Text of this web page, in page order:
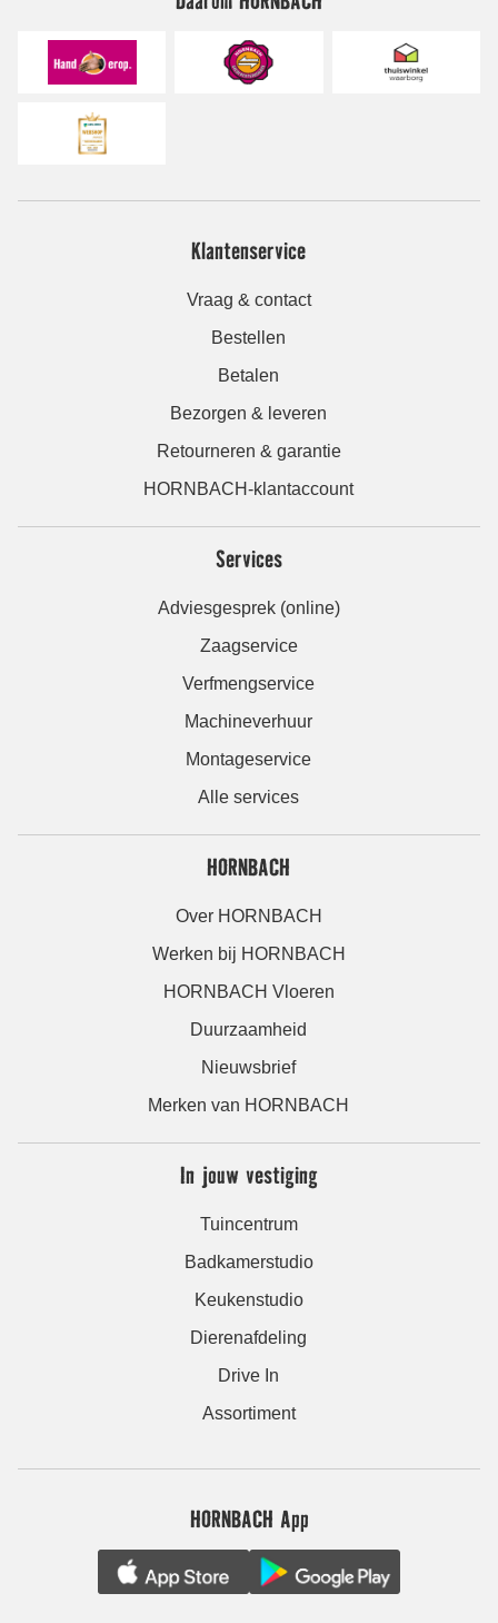
Klantenservice
Vraag & contact
Bestellen
Betalen
Bezorgen & leveren
Retourneren & garantie
HORNBACH-klantaccount
Services
Adviesgesprek (online)
Zaagservice
Verfmengservice
Machineverhuur
Montageservice
Alle services
HORNBACH
Over HORNBACH
Werken bij HORNBACH
HORNBACH Vloeren
Duurzaamheid
Nieuwsbrief
Merken van HORNBACH
In jouw vestiging
Tuincentrum
Badkamerstudio
Keukenstudio
Dierenafdeling
Drive In
Assortiment
HORNBACH App